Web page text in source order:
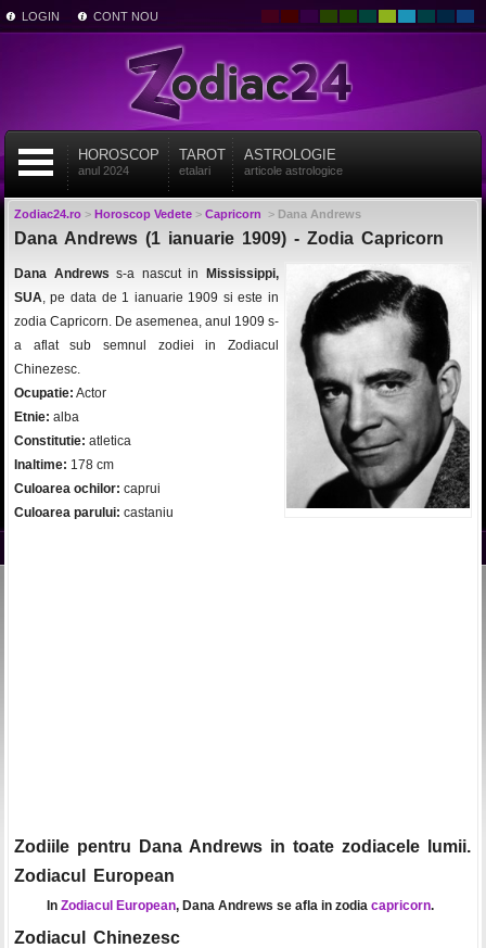
LOGIN CONT NOU
HOROSCOP
anul 2024
TAROT
etalari
ASTROLOGIE
articole astrologice
Zodiac24.ro> Horoscop Vedete> Capricorn > Dana Andrews
Dana Andrews (1 ianuarie 1909) - Zodia Capricorn
Dana Andrews s-a nascut in
Mississippi,
SUA, pe data de 1 ianuarie 1909 si este in
zodia Capricorn. De asemenea, anul 1909 s-
a aflat sub semnul zodiei in Zodiacul
Chinezesc.
Ocupatie: Actor
Etnie: alba
Constitutie: atletica
Inaltime: 178 cm
Culoarea ochilor: caprui
Culoarea parului: castaniu
Zodiile pentru Dana Andrews in toate zodiacele lumii.
Zodiacul European
In Zodiacul European, Dana Andrews se afla in zodia capricorn.
Zodiacul Chinezesc